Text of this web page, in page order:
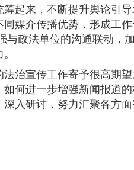
起来，不断提升舆论引导
媒介传播优势，形成工
政法单位的沟通联动，
治宣传工作寄予很高期
何进一步增强新闻报道
入研讨，努力汇聚各方